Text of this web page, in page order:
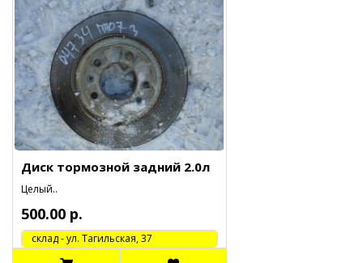
Диск тормозной задний 2.0л
Целый..
500.00 р.
cклад - ул. Тагильская, 37